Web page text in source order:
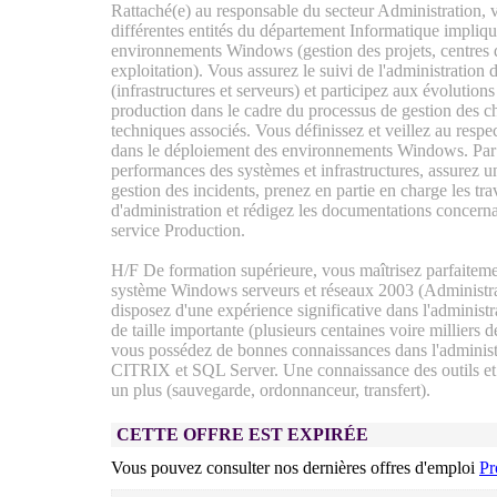
Rattaché(e) au responsable du secteur Administration,
différentes entités du département Informatique
environnements Windows (gestion des projets, centres
exploitation). Vous assurez le suivi de l'administration
(infrastructures et serveurs) et participez aux
production dans le cadre du processus de gestion des
techniques associés. Vous définissez et veillez au
dans le déploiement des environnements Windows.
performances des systèmes et infrastructures, assurez
gestion des incidents, prenez en partie en charge les
d'administration et rédigez les documentations
service Production.
H/F De formation supérieure, vous maîtrisez
système Windows serveurs et réseaux 2003
disposez d'une expérience significative dans
de taille importante (plusieurs centaines voire milliers
vous possédez de bonnes connaissances dans
CITRIX et SQL Server. Une connaissance des outils
un plus (sauvegarde, ordonnanceur, transfert).
CETTE OFFRE EST EXPIRÉE
Vous pouvez consulter nos dernières offres d'emploi